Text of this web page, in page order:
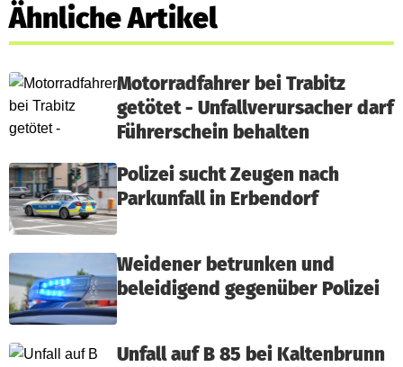
Ähnliche Artikel
Motorradfahrer bei Trabitz
getötet - Unfallverursacher darf
Führerschein behalten
Polizei sucht Zeugen nach
Parkunfall in Erbendorf
Weidener betrunken und
beleidigend gegenüber Polizei
Unfall auf B 85 bei Kaltenbrunn